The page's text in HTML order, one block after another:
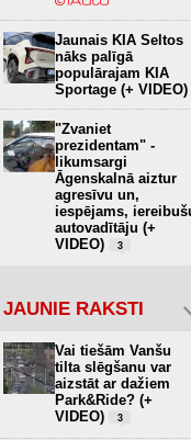
Jaunais KIA Seltos
nāks palīgā
populārajam KIA
Sportage (+ VIDEO)
"Zvaniet
prezidentam" -
likumsargi
Āgenskalnā aiztur
agresīvu un,
iespējams,
autovadītāju (+
VIDEO)
3
JAUNIE RAKSTI
Vai tiešām Vanšu
tilta slēgšanu var
aizstāt ar dažiem
Park&Ride? (+
VIDEO)
3